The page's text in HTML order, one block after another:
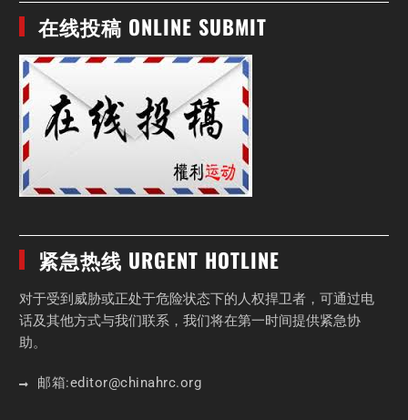
在线投稿 ONLINE SUBMIT
紧急热线 URGENT HOTLINE
对于受到威胁或正处于危险状态下的人权捍卫者，可通过电
话及其他方式与我们联系，我们将在第一时间提供紧急协
助。
邮箱:editor@chinahrc.org